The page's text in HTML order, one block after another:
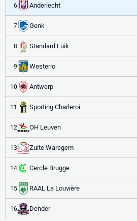
6 Anderlecht
7 Genk
8 Standard Luik
9 Westerlo
10 Antwerp
11 Sporting Charleroi
12 OH Leuven
13 Zulte Waregem
14 Cercle Brugge
15 RAAL La Louvière
16 Dender